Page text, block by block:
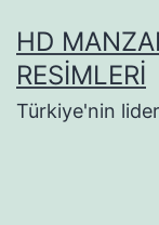
geçHD
RESIMLERI
Türkiye'nin